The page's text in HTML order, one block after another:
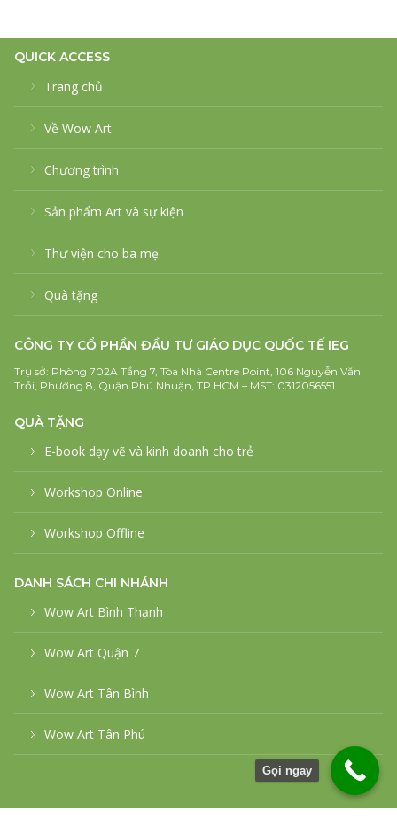
QUICK ACCESS
Trang chủ
Về Wow Art
Chương trình
Sản phẩm Art và sự kiện
Thư viện cho ba mẹ
Quà tặng
CÔNG TY CỔ PHẦN ĐẦU TƯ GIÁO DỤC QUỐC TẾ IEG
Trụ sở: Phòng 702A Tầng 7, Tòa Nhà Centre Point, 106 Nguyễn Văn
Trỗi, Phường 8, Quận Phú Nhuận, TP.HCM – MST: 0312056551
QUÀ TẶNG
E-book dạy vẽ và kinh doanh cho trẻ
Workshop Online
Workshop Offline
DANH SÁCH CHI NHÁNH
Wow Art Bình Thạnh
Wow Art Quận 7
Wow Art Tân Bình
Wow Art Tân Phú
Gọi ngay